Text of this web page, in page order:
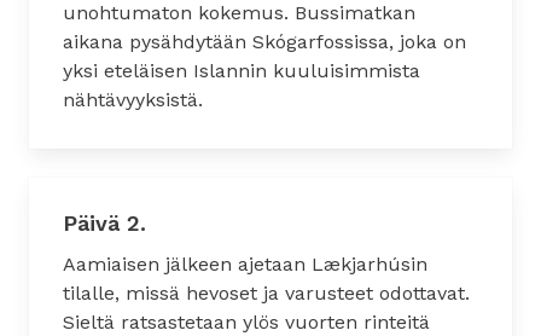
unohtumaton kokemus. Bussimatkan
aikana pysähdytään Skógarfossissa, joka on
yksi eteläisen Islannin kuuluisimmista
nähtävyyksistä.
Päivä 2.
Aamiaisen jälkeen ajetaan Lækjarhúsin
tilalle, missä hevoset ja varusteet odottavat.
Sieltä ratsastetaan ylös vuorten rinteitä